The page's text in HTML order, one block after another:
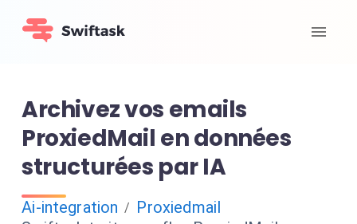
Archivez vos emails
ProxiedMail en données
structurées par IA
Ai-integration / Proxiedmail